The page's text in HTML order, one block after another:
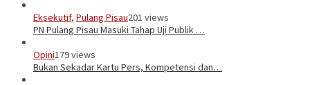
Eksekutif, Pulang Pisau201 views
PN Pulang Pisau Masuki Tahap Uji Publik …
Opini179 views
Bukan Sekadar Kartu Pers, Kompetensi dan…